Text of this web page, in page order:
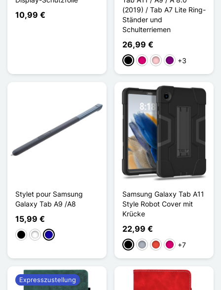
10,99 €
(2019) / Tab A7 Lite Ring-
Ständer und
Schulterriemen
26,99 €
SchwarzMagenta
PinkViolett
+3
Stylet pour Samsung
Galaxy Tab A9 /A8
15,99 €
Schwarz
WeißDunkelblau
Samsung Galaxy Tab A11
Style Robot Cover mit
Krücke
22,99 €
Schwarz
GrauRot Magenta
+7
Expresszustellung